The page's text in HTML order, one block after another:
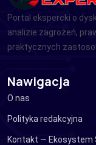
Portal ekspercki o
analizie zagrożeń,
praktycznych
Nawigacja
O nas
Polityka redakcyjna
Kontakt — Ekosystem